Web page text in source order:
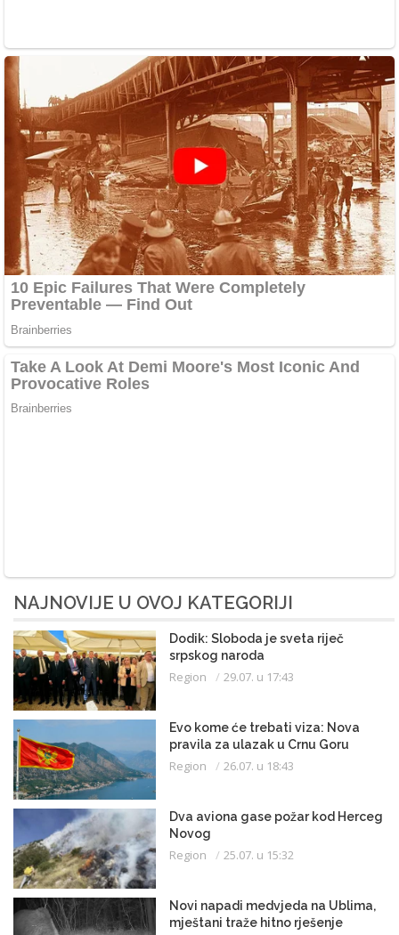
NAJNOVIJE U OVOJ KATEGORIJI
Dodik: Sloboda je sveta riječ
srpskog naroda
Region 29.07. u 17:43
Evo kome će trebati viza: Nova
pravila za ulazak u Crnu Goru
Region 26.07. u 18:43
Dva aviona gase požar kod Herceg
Novog
Region 25.07. u 15:32
Novi napadi medvjeda na Ublima,
mještani traže hitno rješenje